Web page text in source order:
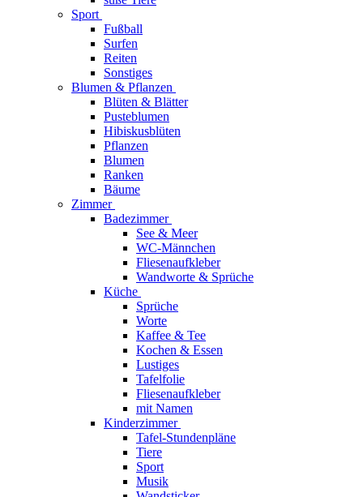
Sport
Fußball
Surfen
Reiten
Sonstiges
Blumen & Pflanzen
Blüten & Blätter
Pusteblumen
Hibiskusblüten
Pflanzen
Blumen
Ranken
Bäume
Zimmer
Badezimmer
See & Meer
WC-Männchen
Fliesenaufkleber
Wandworte & Sprüche
Küche
Sprüche
Worte
Kaffee & Tee
Kochen & Essen
Lustiges
Tafelfolie
Fliesenaufkleber
mit Namen
Kinderzimmer
Tafel-Stundenpläne
Tiere
Sport
Musik